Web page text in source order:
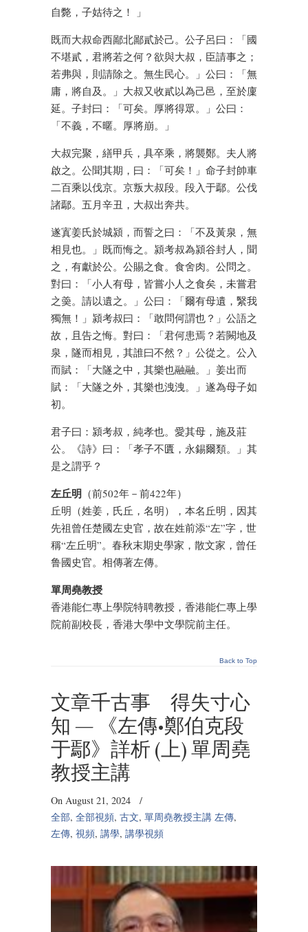
自斃，子姑待之！ 」
既而大叔命西鄙北鄙貳於己。公子呂曰：「國
不堪貳，君將若之何？欲與大叔，臣請事之；
若弗與，則請除之。無生民心。」公曰：「無
庸，將自及。」大叔又收貳以為己邑，至於廩
延。子封曰：「可矣。厚將得眾。」公曰：
「不義，不暱。厚將崩。」
大叔完聚，繕甲兵，具卒乘，將襲鄭。夫人將
啟之。公聞其期，曰：「可矣！」命子封帥車
二百乘以伐京。京叛大叔段。段入于鄢。公伐
諸鄢。五月辛丑，大叔出奔共。
遂寘姜氏於城潁，而誓之曰：「不及黃泉，無
相見也。」既而悔之。潁考叔為潁谷封人，聞
之，有獻於公。公賜之食。食舍肉。公問之。
對曰：「小人有母，皆嘗小人之食矣，未嘗君
之羮。請以遺之。」公曰：「爾有母遺，繄我
獨無！」潁考叔曰：「敢問何謂也？」公語之
故，且告之悔。對曰：「君何患焉？若闕地及
泉，隧而相見，其誰曰不然？」公從之。公入
而賦：「大隧之中，其樂也融融。」姜出而
賦：「大隧之外，其樂也洩洩。」遂為母子如
初。
君子曰：潁考叔，純孝也。愛其母，施及莊
公。《詩》曰：「孝子不匱，永錫爾類。」其
是之謂乎？
左丘明 （前502年－前422年）
丘明（姓姜，氏丘，名明），本名丘明，因其
先祖曾任楚國左史官，故在姓前添“左”字，世
稱“左丘明”。春秋末期史學家，散文家，曾任
鲁國史官。相傳著左傳。
單周堯教授
香港能仁專上學院特聘教授，香港能仁專上學
院前副校長，香港大學中文學院前主任。
Back to Top
文章千古事 得失寸心
知 — 《左傳•鄭伯克段
于鄢》詳析 (上) 單周堯
教授主講
On August 21, 2024
/
全部, 全部視頻, 古文, 單周堯教授主講 左傳,
左傳, 視頻, 講學, 講學視頻